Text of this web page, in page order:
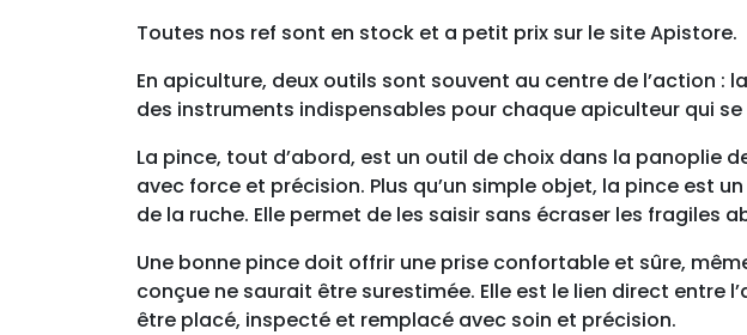
Toutes nos ref sont en stock et a petit prix sur le site Apistore.
En apiculture, deux outils sont souvent au centre de l’action
des instruments indispensables pour chaque apiculteur qui
La pince, tout d’abord, est un outil de choix dans la panoplie
avec force et précision. Plus qu’un simple objet, la pince est
de la ruche. Elle permet de les saisir sans écraser les fragiles
Une bonne pince doit offrir une prise confortable et sûre,
conçue ne saurait être surestimée. Elle est le lien direct entre
être placé, inspecté et remplacé avec soin et précision.